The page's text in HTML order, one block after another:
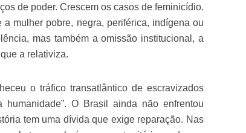
de poder. Crescem os casos de feminicídio.
mulher pobre, negra, periférica, indígena ou
mas também a omissão institucional, a
a relativiza.
o tráfico transatlântico de escravizados
O Brasil ainda não enfrentou
tem uma dívida que exige reparação. Nas